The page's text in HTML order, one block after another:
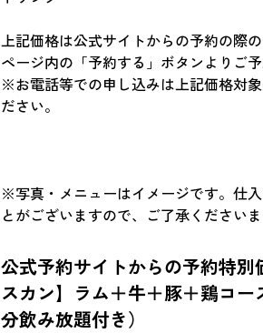
上記価格は公式サイトからの予約の際の
ページ内の「予約する」ボタンよりご
※お電話等での申し込みは上記価格対
ださい。
※写真・メニューはイメージです。仕
とがございますので、ご了承くださいま
公式予約サイトからの予約特
スカン】ラム＋牛＋豚＋鶏コー
分飲み放題付き）